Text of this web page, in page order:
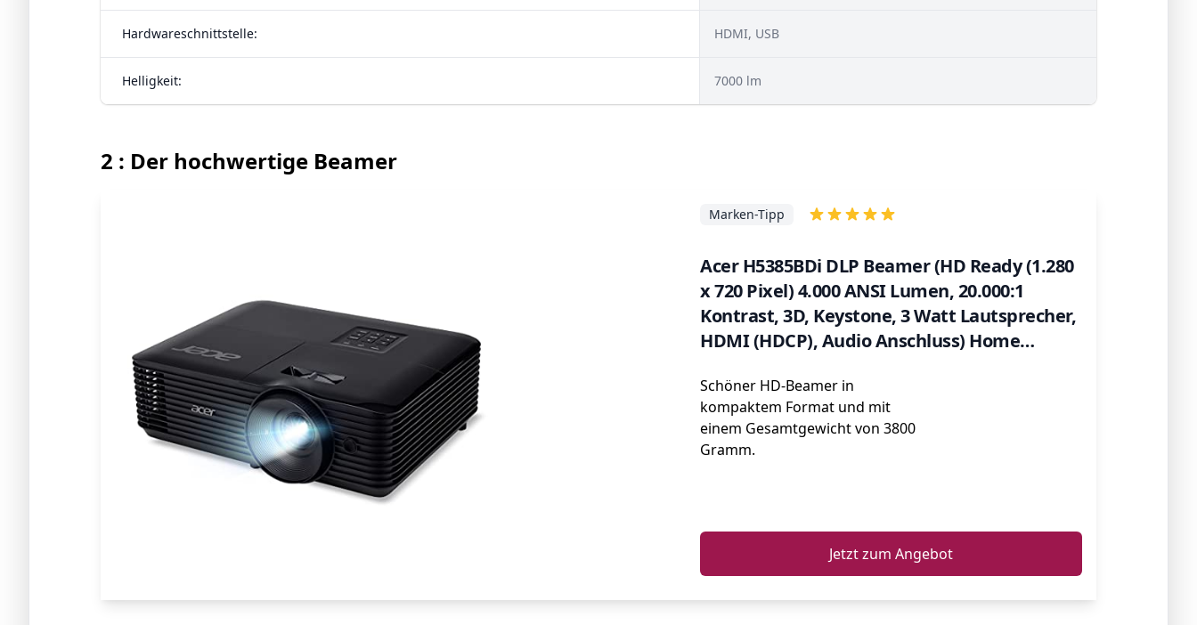
Hardwareschnittstelle: HDMI, USB
Helligkeit: 7000 lm
2 : Der hochwertige Beamer
Acer H5385BDi DLP Beamer (HD Ready (1.280
x 720 Pixel) 4.000 ANSI Lumen, 20.000:1
Kontrast, 3D, Keystone, 3 Watt Lautsprecher,
HDMI (HDCP), Audio Anschluss) Home
Marken-Tipp
Schöner HD-Beamer in
kompaktem Format und mit
einem Gesamtgewicht von 3800
Gramm.
Jetzt zum Angebot